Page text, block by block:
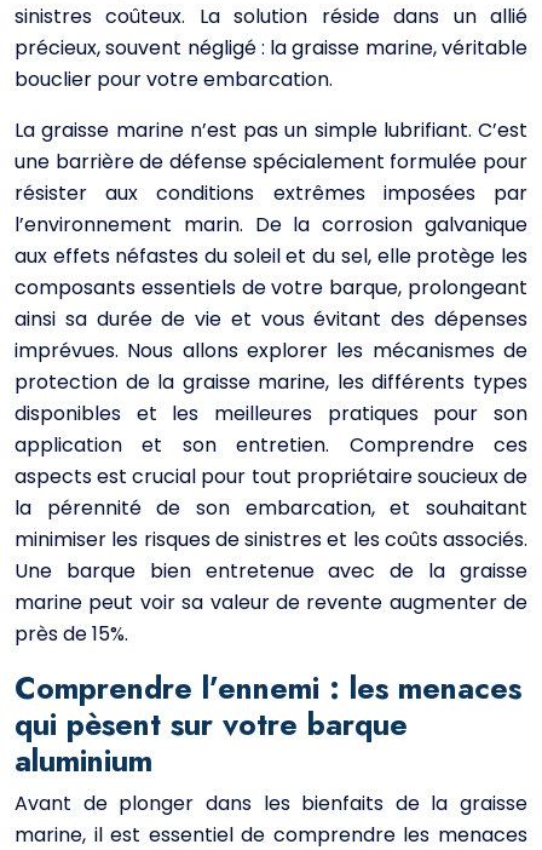
sinistres coûteux. La solution réside dans un allié
précieux, souvent négligé : la graisse marine, véritable
bouclier pour votre embarcation.
La graisse marine n’est pas un simple lubrifiant. C’est
une barrière de défense spécialement formulée pour
résister aux conditions extrêmes imposées par
l’environnement marin. De la corrosion galvanique
aux effets néfastes du soleil et du sel, elle protège les
composants essentiels de votre barque, prolongeant
ainsi sa durée de vie et vous évitant des dépenses
imprévues. Nous allons explorer les mécanismes de
protection de la graisse marine, les différents types
disponibles et les meilleures pratiques pour son
application et son entretien. Comprendre ces
aspects est crucial pour tout propriétaire soucieux de
la pérennité de son embarcation, et souhaitant
minimiser les risques de sinistres et les coûts associés.
Une barque bien entretenue avec de la graisse
marine peut voir sa valeur de revente augmenter de
près de 15%.
Comprendre l’ennemi : les menaces
qui pèsent sur votre barque
aluminium
Avant de plonger dans les bienfaits de la graisse
marine, il est essentiel de comprendre les menaces